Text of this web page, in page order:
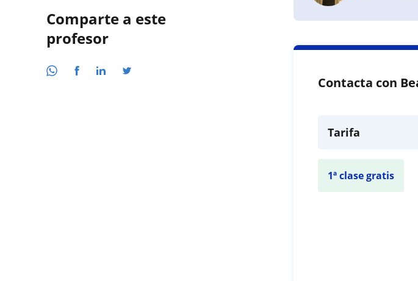
Comparte a este
profesor
Contacta con
Tarifa
1ª clase gratis